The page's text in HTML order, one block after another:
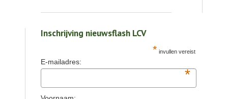
Inschrijving nieuwsflash LCV
* invullen vereist
E-mailadres:
*